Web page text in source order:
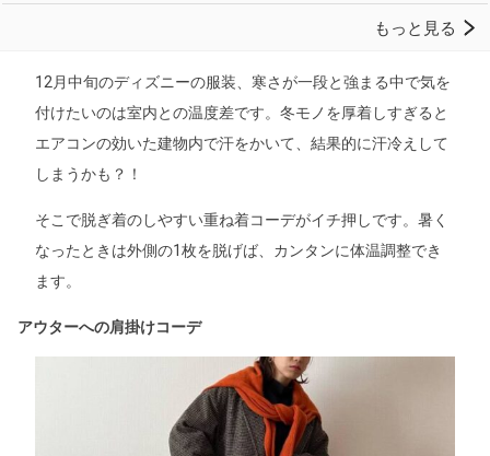
12月中旬のディズニーの服装、寒さが一段と強まる中で気を
付けたいのは室内との温度差です。冬モノを厚着しすぎると
エアコンの効いた建物内で汗をかいて、結果的に汗冷えして
しまうかも？！
そこで脱ぎ着のしやすい重ね着コーデがイチ押しです。暑く
なったときは外側の1枚を脱げば、カンタンに体温調整でき
ます。
アウターへの肩掛けコーデ